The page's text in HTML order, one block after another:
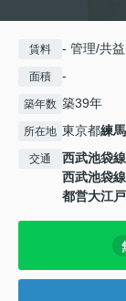
賃料 - 管理/共
面積 -
築年数 築39年
所在地 東京都練
交通 西武池袋線
西武池袋線
都営大江